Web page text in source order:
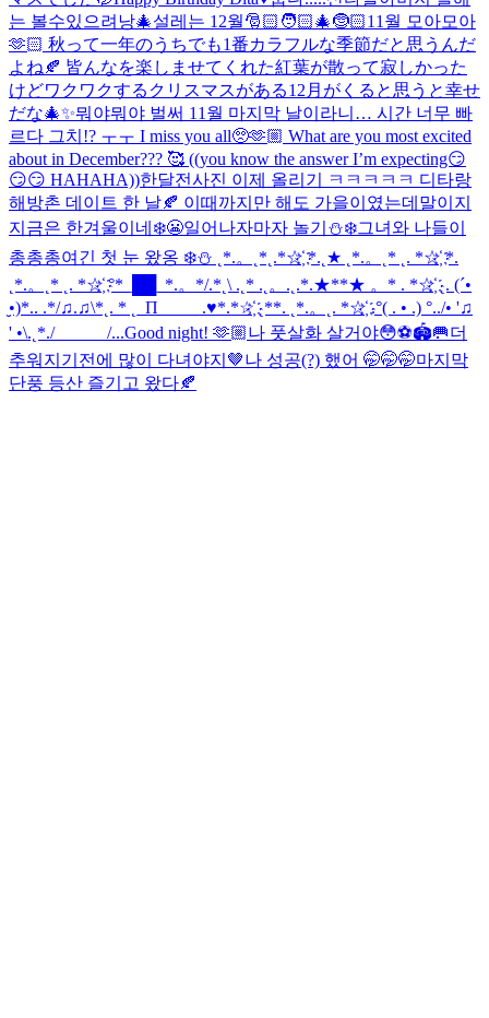
는 볼수있으려낭🎄설레는 12월🎅🏻🧑🏻‍🎄🤶🏻11월 모아모아
🫶🏻 秋って一年のうちでも1番カラフルな季節だと思うんだ
よね🍂 皆んなを楽しませてくれた紅葉が散って寂しかった
けどワクワクするクリスマスがある12月がくると思うと幸せ
だな🎄✨뭐야뭐야 벌써 11월 마지막 날이라니… 시간 너무 빠
르다 그치!? ㅜㅜ I miss you all🥺🫶🏼 What are you most excited
about in December??? 🥰 ((you know the answer I’m expecting😏
😏😏 HAHAHA))한달전사진 이제 올리기 ㅋㅋㅋㅋㅋ 디타랑
해방촌 데이트 한 날🍂 이때까지만 해도 가을이였는데말이지
지금은 한겨울이네❄️😬일어나자마자 놀기⛄❄️그녀와 나들이
총총총여긴 첫 눈 왔옹 ❄️⛄️ ˛*.。˛*˛.*☆҉ *.˛★ ˛*.。˛* ˛. *☆҉ *.
˛*.。˛* ˛. *☆҉ °*_██_*.。*/.*˛\ .˛* .˛。.˛.*.★**★ 。* . *☆҉ ˛. (´•
̮•)*.. .*/♫.♫\*˛. * ˛_Π_____.♥*.*☆҉ ˛**. ˛*.。˛. *☆҉ .°( . • .) °../• '♫
' •\.˛*./______/...Good night! 🫶🏼나 풋살화 살거야😳⚽️🏟️🥅더
추워지기전에 많이 다녀야지🤎나 성공(?) 했어 🤭🤭🤭마지막
단풍 등산 즐기고 왔다🍂